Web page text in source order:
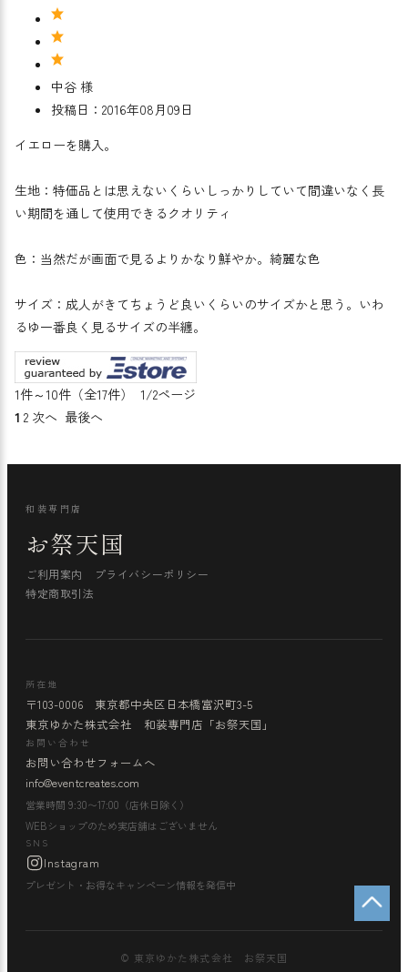
中谷 様
投稿日：2016年08月09日
イエローを購入。
生地：特価品とは思えないくらいしっかりしていて間違いなく長
い期間を通して使用できるクオリティ
色：当然だが画面で見るよりかなり鮮やか。綺麗な色
サイズ：成人がきてちょうど良いくらいのサイズかと思う。いわ
るゆ一番良く見るサイズの半纏。
1件～10件（全17件） 1/2ページ
1 2 次へ 最後へ
和装専門店
お祭天国
ご利用案内
特定商取引法
プライバシーポリシー
所在地
〒103-0006 東京都中央区日本橋富沢町3-5
東京ゆかた株式会社 和装専門店「お祭天国」
お問い合わせ
お問い合わせフォームへ
info@eventcreates.com
営業時間 9:30〜17:00（店休日除く）
WEBショップのため実店舗はございません
SNS
Instagram
プレゼント・お得なキャンペーン情報を発信中
© 東京ゆかた株式会社 お祭天国